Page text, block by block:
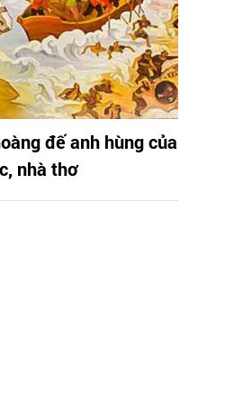
đế anh hùng của
nhà thơ